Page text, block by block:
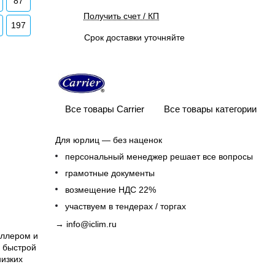
197
и
Получить счет / КП
Срок доставки уточняйте
Все товары Carrier Все товары категории
Для юрлиц — без наценок
персональный менеджер решает все вопросы
грамотные документы
возмещение НДС 22%
участвуем в тендерах / торгах
→ info@iclim.ru